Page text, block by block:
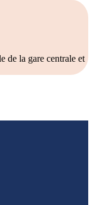
de la gare centrale et